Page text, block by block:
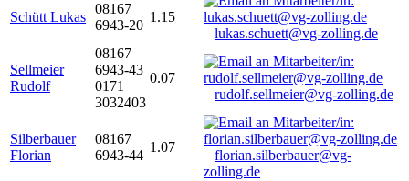
Schütt Lukas
08167
6943-20
1.15
lukas.schuett@vg-zolling.de
Sellmeier
Rudolf
08167
6943-43
0171
3032403
0.07
rudolf.sellmeier@vg-zolling.de
Silberbauer
Florian
08167
6943-44
1.07
florian.silberbauer@vg-
zolling.de